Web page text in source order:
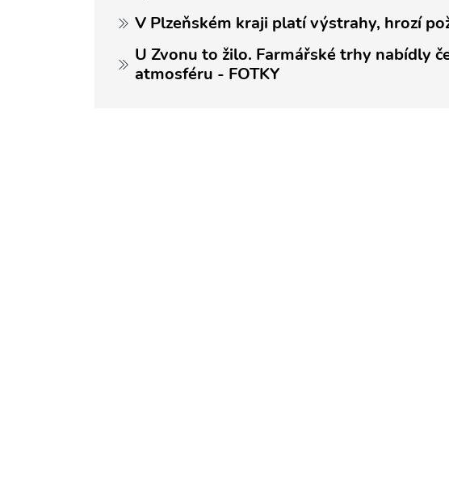
V Plzeňském kraji platí výstrahy, hrozí
U Zvonu to žilo. Farmářské trhy nabídly
atmosféru - FOTKY